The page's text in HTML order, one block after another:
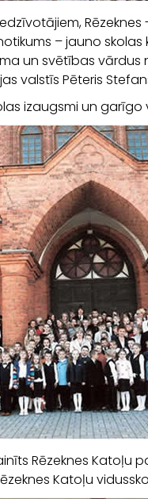
– jauno
un svētības vārdus
valstīs Pēteris
izaugsmi un
Rēzeknes Katoļu
Katoļu